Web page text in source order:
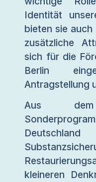
Identität
bieten sie
zusätzliche
sich für die
Berlin
Antragstellung
Aus dem
kleineren